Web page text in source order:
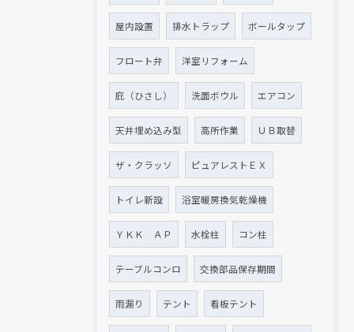
屋内設置 排水トラップ ボールタップ
フロート弁 洋室リフォーム
庇（ひさし） 洗面ボウル エアコン
天井埋め込み型 高所作業 ＵＢ取替
ザ・クラッソ ピュアレストＥＸ
トイレ新設 浴室暖房換気乾燥機
ＹＫＫ ＡＰ 水栓柱 コン柱
テーブルコンロ 交換部品保存期間
雨漏り テント 看板テント